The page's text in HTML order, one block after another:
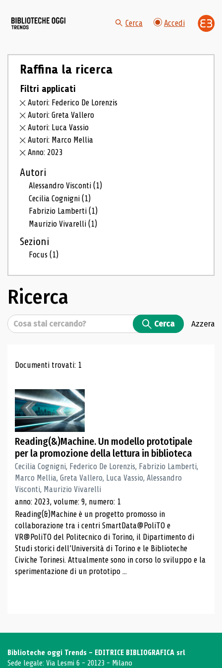
Cerca Accedi
Raffina la ricerca
Filtri applicati
Autori: Federico De Lorenzis
Autori: Greta Vallero
Autori: Luca Vassio
Autori: Marco Mellia
Anno: 2023
Autori
Alessandro Visconti(1)
Cecilia Cognigni(1)
Fabrizio Lamberti(1)
Maurizio Vivarelli(1)
Sezioni
Focus(1)
Ricerca
Cerca Cerca Azzera
Risultati di ricerca
Documenti trovati: 1
Reading(&)Machine. Un modello prototipale
per la promozione della lettura in biblioteca
Cecilia Cognigni, Federico De Lorenzis, Fabrizio Lamberti,
Marco Mellia, Greta Vallero, Luca Vassio, Alessandro
Visconti, Maurizio Vivarelli
anno: 2023, volume: 9, numero: 1
Reading(&)Machine è un progetto promosso in
collaborazione tra i centri SmartData@PoliTO e
VR@PoliTO del Politecnico di Torino, il Dipartimento di
Studi storici dell’Università di Torino e le Biblioteche
Civiche Torinesi. Attualmente sono in corso lo sviluppo e la
sperimentazione di un prototipo ...
Biblioteche oggi Trends - EDITRICE BIBLIOGRAFICA srl
Sede legale: Via Lesmi 6 - 20123 - Milano